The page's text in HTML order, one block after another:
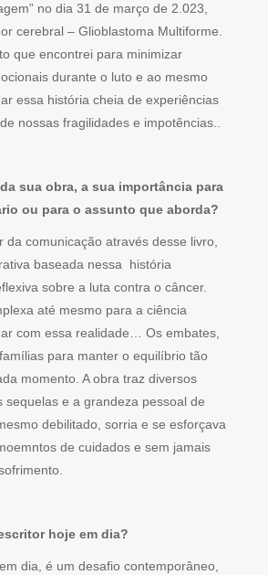
no dia 31 de março de 2.023,
cerebral – Glioblastoma Multiforme.
que encontrei para minimizar
durante o luto e ao mesmo
essa história cheia de experiências
nossas fragilidades e impotências..
sua obra, a sua importância para
ou para o assunto que aborda?
da comunicação através desse livro,
baseada nessa história
sobre a luta contra o câncer.
até mesmo para a ciência
com essa realidade… Os embates,
para manter o equilíbrio tão
momento. A obra traz diversos
sequelas e a grandeza pessoal de
debilitado, sorria e se esforçava
de cuidados e sem jamais
hoje em dia?
dia, é um desafio contemporâneo,